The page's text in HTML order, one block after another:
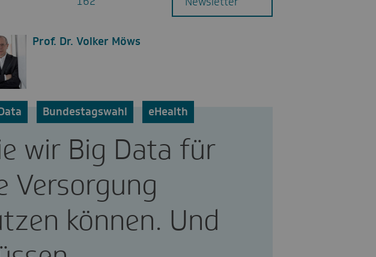
Kommentaren
Prof. Dr. Volker Möws
Bundestagswahl eHealth
wir Big Data für
Versorgung
können. Und